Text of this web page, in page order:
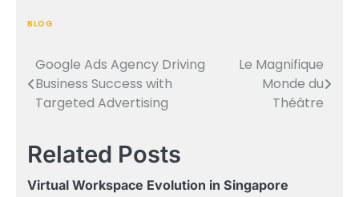
BLOG
Post
navigation
Google Ads Agency Driving
Business Success with
Targeted Advertising
Le Magnifique
Monde du
Théâtre
Related Posts
Virtual Workspace Evolution in Singapore